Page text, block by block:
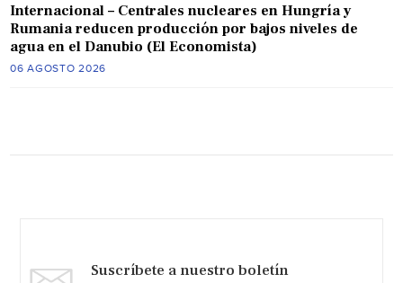
Internacional – Centrales nucleares en Hungría y
Rumania reducen producción por bajos niveles de
agua en el Danubio (El Economista)
06 AGOSTO 2026
Suscríbete a nuestro boletín